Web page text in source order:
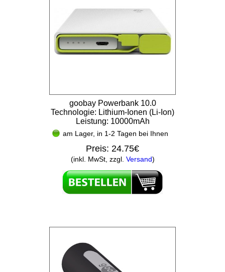
goobay Powerbank 10.0
Technologie: Lithium-Ionen (Li-Ion)
Leistung: 10000mAh
am Lager, in 1-2 Tagen bei Ihnen
Preis: 24.75€
(inkl. MwSt, zzgl. Versand)